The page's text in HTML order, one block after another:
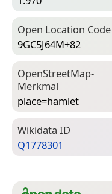
Open Location Code
9GC5J64M+82
Open­Street­Map-
Merkmal
place=­hamlet
Wiki­data ID
Q1778301